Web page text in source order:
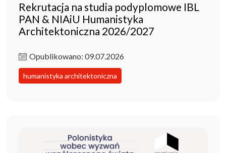
Rekrutacja na studia podyplomowe IBL
PAN & NIAiU Humanistyka
Architektoniczna 2026/2027
Opublikowano: 09.07.2026
humanistyka architektoniczna